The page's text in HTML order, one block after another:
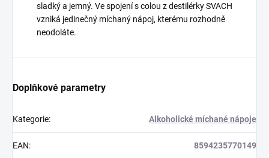
sladký a jemný. Ve spojení s colou z destilérky SVACH
vzniká jedinečný míchaný nápoj, kterému rozhodně
neodoláte.
Doplňkové parametry
Kategorie: Alkoholické míchané nápoje
EAN: 8594235770149